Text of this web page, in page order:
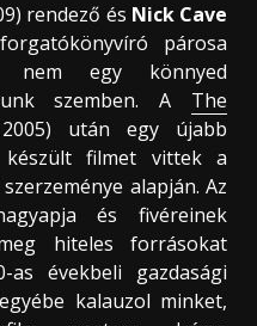
rendező és Nick Cave
párosa
nem egy könnyed
szemben. A The
után egy újabb
készült filmet vittek a
alapján. Az
és fivéreinek
hiteles forrásokat
évekbeli gazdasági
kalauzol minket,